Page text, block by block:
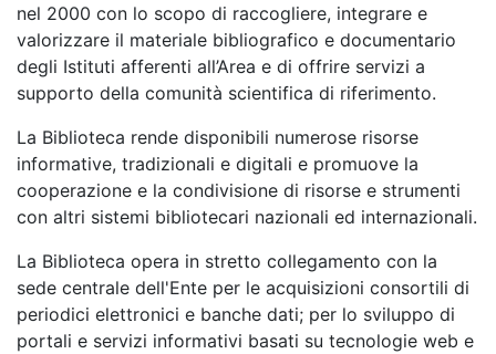
nel 2000 con lo scopo di raccogliere, integrare e
valorizzare il materiale bibliografico e documentario
degli Istituti afferenti all’Area e di offrire servizi a
supporto della comunità scientifica di riferimento.
La Biblioteca rende disponibili numerose risorse
informative, tradizionali e digitali e promuove la
cooperazione e la condivisione di risorse e strumenti
con altri sistemi bibliotecari nazionali ed internazionali.
La Biblioteca opera in stretto collegamento con la
sede centrale dell'Ente per le acquisizioni consortili di
periodici elettronici e banche dati; per lo sviluppo di
portali e servizi informativi basati su tecnologie web e